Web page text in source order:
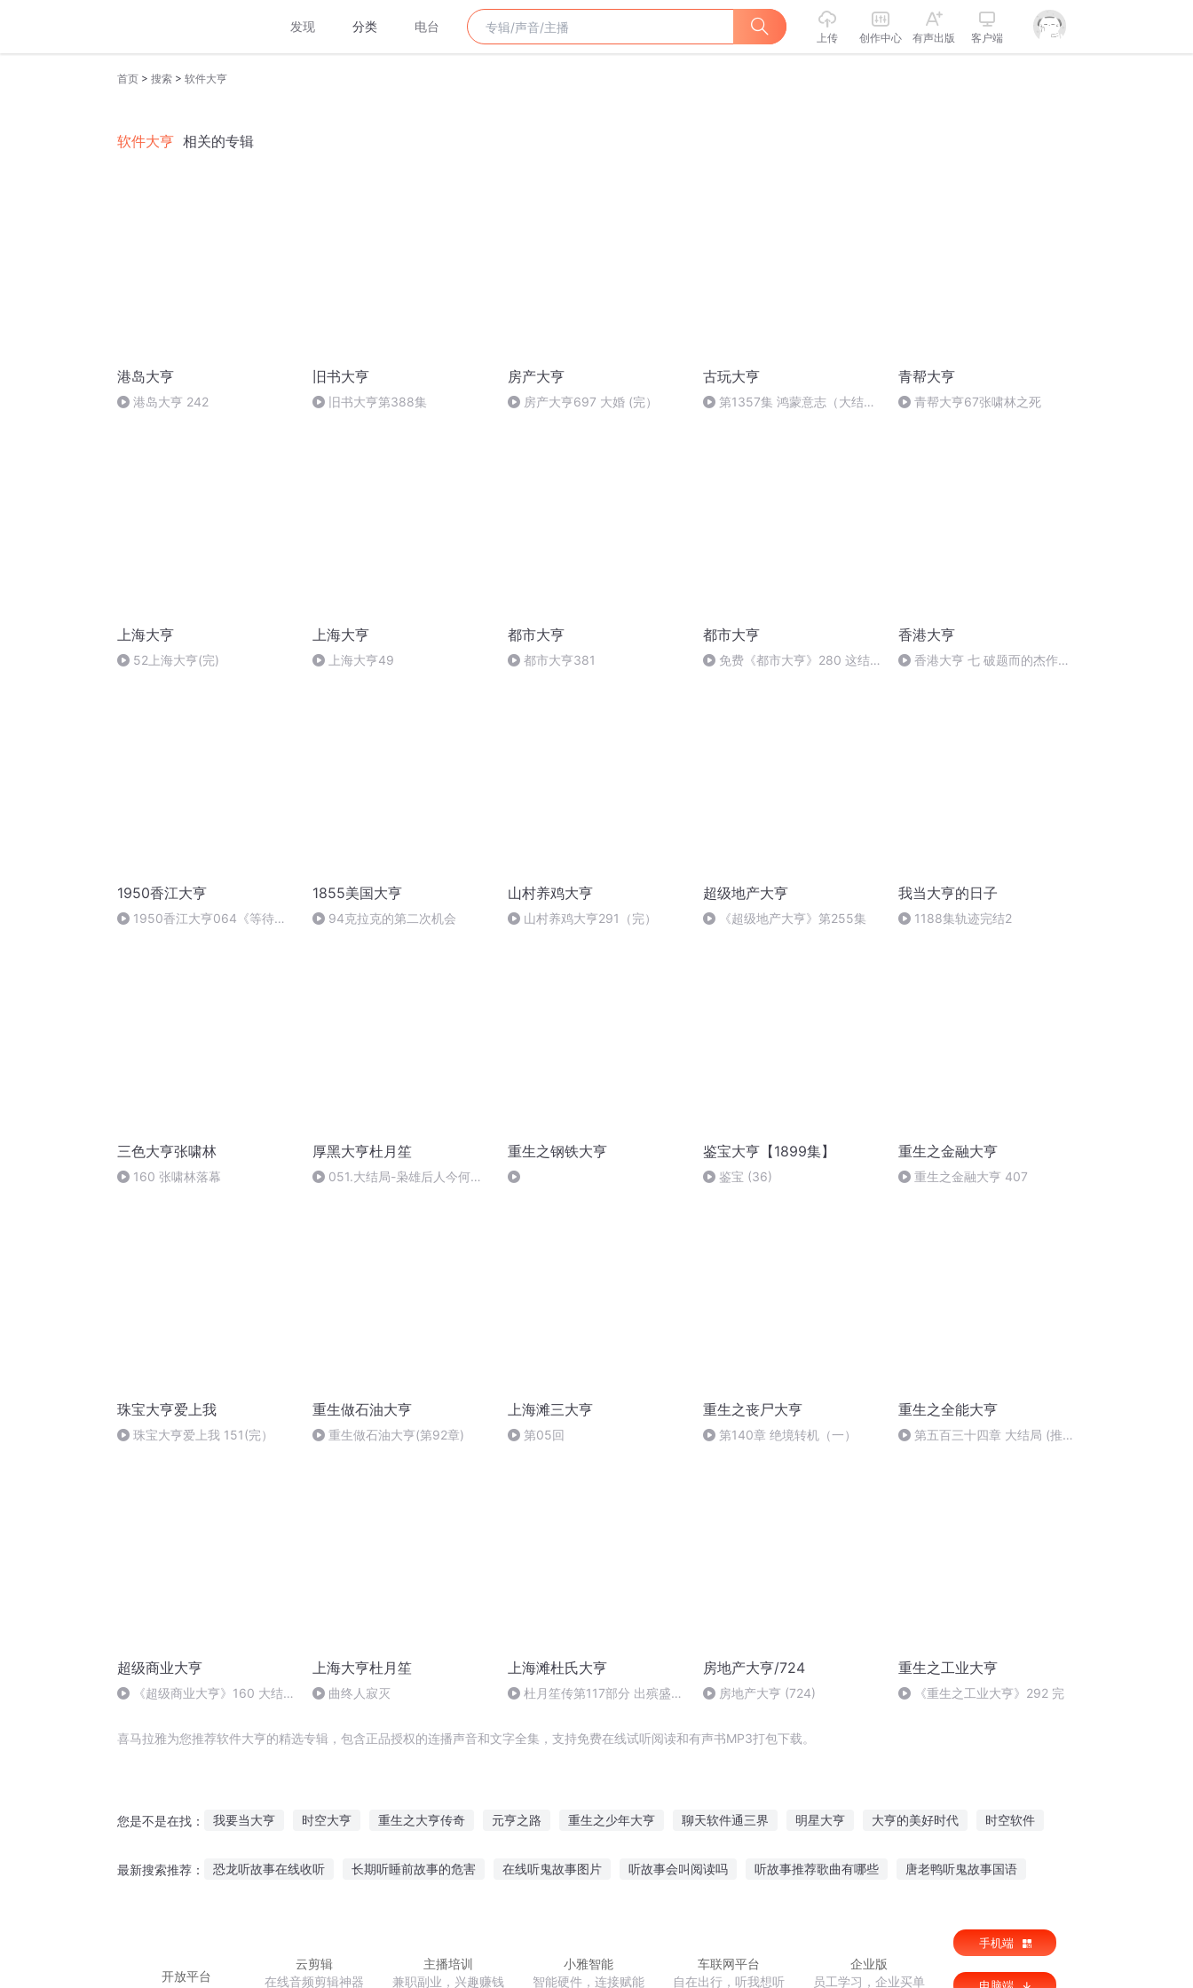
发现 分类 电台
上传 创作中心 有声出版 客户端
首页 > 搜索 > 软件大亨
软件大亨 相关的专辑
港岛大亨
港岛大亨 242
旧书大亨
旧书大亨第388集
房产大亨
房产大亨697 大婚 (完）
古玩大亨
第1357集 鸿蒙意志（大结
青帮大亨
青帮大亨67张啸林之死
上海大亨
52上海大亨(完)
上海大亨
上海大亨49
都市大亨
都市大亨381
都市大亨
免费《都市大亨》280 这结
香港大亨
香港大亨 七 破题而的杰作—
1950香江大亨
1950香江大亨064《等待作
1855美国大亨
94克拉克的第二次机会
山村养鸡大亨
山村养鸡大亨291（完）
超级地产大亨
《超级地产大亨》第255集
我当大亨的日子
1188集轨迹完结2
三色大亨张啸林
160 张啸林落幕
厚黑大亨杜月笙
051.大结局-枭雄后人今何
重生之钢铁大亨 鉴宝大亨【1899集】
鉴宝 (36)
重生之金融大亨
重生之金融大亨 407
珠宝大亨爱上我
珠宝大亨爱上我 151(完）
重生做石油大亨
重生做石油大亨(第92章)
上海滩三大亨
第05回
重生之丧尸大亨
第140章 绝境转机（一）
重生之全能大亨
第五百三十四章 大结局 (推荐
超级商业大亨
《超级商业大亨》160 大结
上海大亨杜月笙
曲终人寂灭
上海滩杜氏大亨
杜月笙传第117部分 出殡盛况
房地产大亨/724
房地产大亨 (724)
重生之工业大亨
《重生之工业大亨》292 完
喜马拉雅为您推荐软件大亨的精选专辑，包含正品授权的连播声音和文字全集，支持免费在线试听阅读和有声书MP3打包下载。
您是不是在找： 我要当大亨 时空大亨 重生之大亨传奇 元亨之路 重生之少年大亨 聊天软件通三界 明星大亨 大亨的美好时代 时空软件
最新搜索推荐： 恐龙听故事在线收听 长期听睡前故事的危害 在线听鬼故事图片 听故事会叫阅读吗 听故事推荐歌曲有哪些 唐老鸭听鬼故事国语
开放平台
云剪辑
在线音频剪辑神器
主播培训
兼职副业，兴趣赚钱
小雅智能
智能硬件，连接赋能
车联网平台
自在出行，听我想听
企业版
员工学习，企业买单
手机端